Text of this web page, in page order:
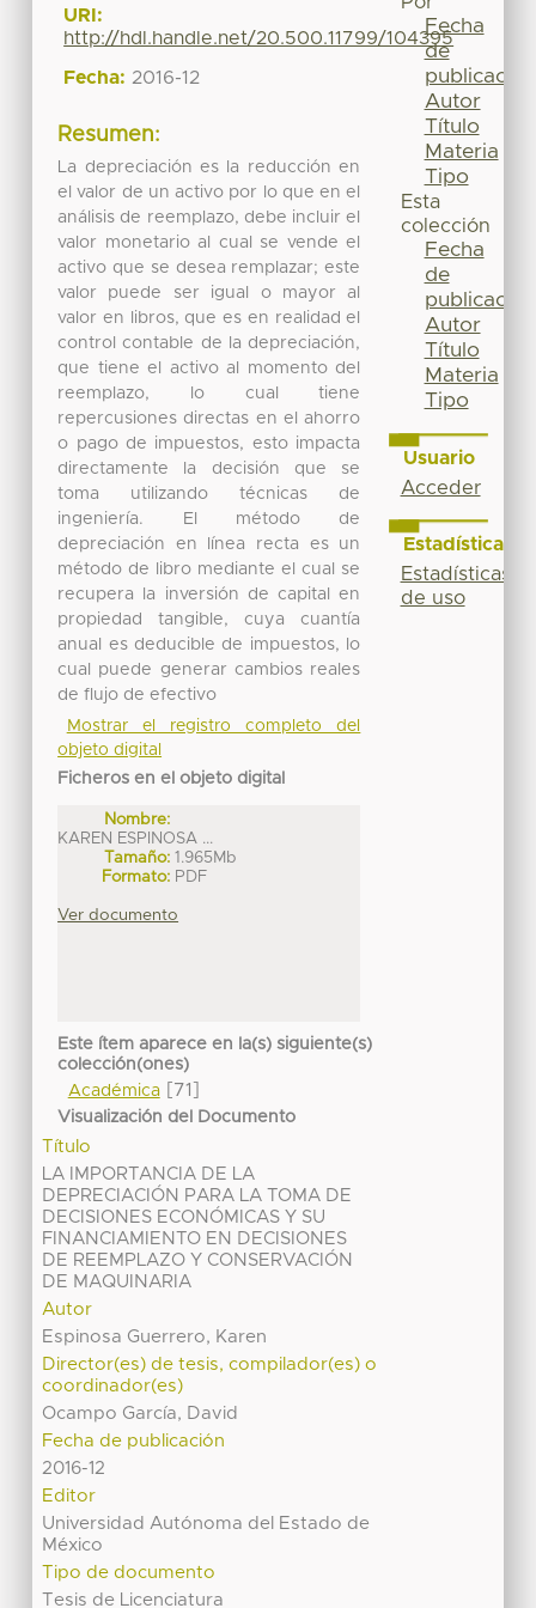
URI:
http://hdl.handle.net/20.500.11799/104395
Fecha: 2016-12
Resumen:
La depreciación es la reducción en
el valor de un activo por lo que en el
análisis de reemplazo, debe incluir el
valor monetario al cual se vende el
activo que se desea remplazar; este
valor puede ser igual o mayor al
valor en libros, que es en realidad el
control contable de la depreciación,
que tiene el activo al momento del
reemplazo, lo cual tiene
repercusiones directas en el ahorro
o pago de impuestos, esto impacta
directamente la decisión que se
toma utilizando técnicas de
ingeniería. El método de
depreciación en línea recta es un
método de libro mediante el cual se
recupera la inversión de capital en
propiedad tangible, cuya cuantía
anual es deducible de impuestos, lo
cual puede generar cambios reales
de flujo de efectivo
Mostrar el registro completo del
objeto digital
Ficheros en el objeto digital
Nombre:
KAREN ESPINOSA ...
Tamaño: 1.965Mb
Formato: PDF
Ver documento
Este ítem aparece en la(s) siguiente(s)
colección(ones)
Académica[71]
Visualización del Documento
Título
LA IMPORTANCIA DE LA
DEPRECIACIÓN PARA LA TOMA DE
DECISIONES ECONÓMICAS Y SU
FINANCIAMIENTO EN DECISIONES
DE REEMPLAZO Y CONSERVACIÓN
DE MAQUINARIA
Autor
Espinosa Guerrero, Karen
Director(es) de tesis, compilador(es) o
coordinador(es)
Ocampo García, David
Fecha de publicación
2016-12
Editor
Universidad Autónoma del Estado de
México
Tipo de documento
Tesis de Licenciatura
Fecha
de
publicación
Autor
Título
Materia
Tipo
Esta
colección
Fecha
de
publicación
Autor
Título
Materia
Tipo
Usuario
Acceder
Estadísticas
Estadísticas
de uso